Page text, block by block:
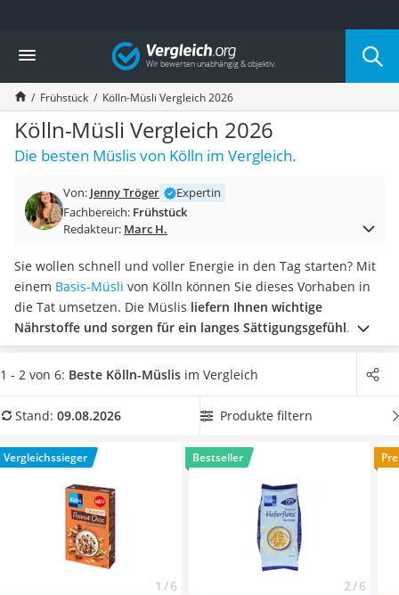
Die beliebtesten Vergleiche nach Kategorie
Lebensmittel
Schwarzkümmelöl
Knäckebrot
Schwarzkümmelöl-Kapseln
Manukahonig
Eiklar
Balsamico-Essig
Schwarzkümmelöl bio
Honig
Gemüsebrühe
Eiskaffee-Pulver
Irischer Whiskey
Grapefruitkernextrakt
Matcha-Set
MCT-Öl
Erythrit
Müsli ohne Zuckerzusatz
Vergleich
Frühstück Kölln-Müsli Vergleich 2026
Kölln-Müsli Vergleich 2026
Die besten Müslis von Kölln im Vergleich.
Von: Jenny Tröger
Expertin
Fachbereich: Frühstück
Redakteur: Marc H.
Sie wollen schnell und voller Energie in den Tag starten? Mit
einem Basis-Müsli von Kölln können Sie dieses Vorhaben in
die Tat umsetzen. Die Müslis liefern Ihnen wichtige
Nährstoffe und sorgen für ein langes Sättigungsgefühl.
Machen Sie jetzt den Test und werden Sie im Sortiment des
deutschen Herstellers fündig. Wählen Sie jetzt aus unserer
Ihrem Körper und den Zähnen etwas Gutes zu tun.
ModellKölln Crunchy Peanut Choc Hafer-Müsli
Eigenschaften.
1 - 2 von 6: Beste Kölln-Müslis im Vergleich
Stand: 09.08.2026 Produkte filtern
Vergleichssieger
1 / 6
Bestseller
2 / 6